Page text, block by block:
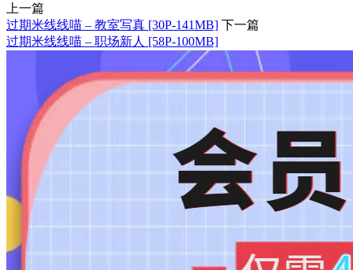
上一篇
过期米线线喵 – 教室写真 [30P-141MB] 下一篇
过期米线线喵 – 职场新人 [58P-100MB]